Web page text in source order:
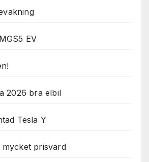
EV
2026 bra elbil
Tesla Y
mycket prisvärd